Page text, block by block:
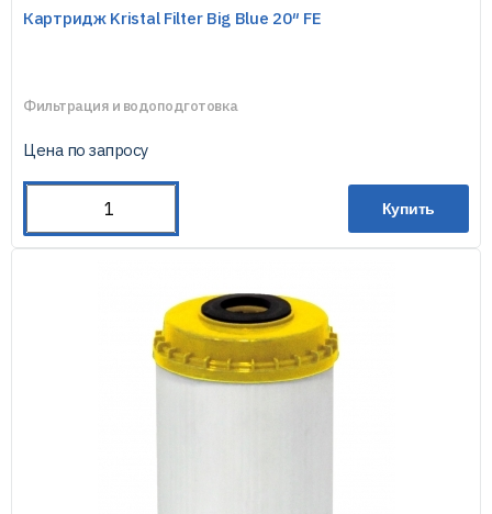
Картридж Kristal Filter Big Blue 20″ FE
Фильтрация и водоподготовка
Цена по запросу
Купить